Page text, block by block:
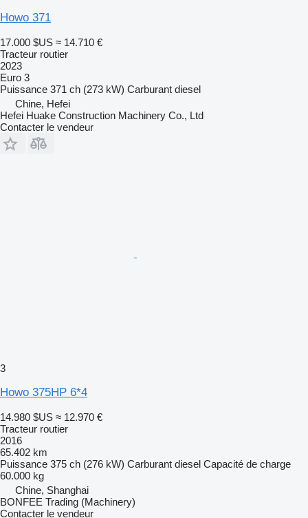
Howo 371
17.000 $US ≈ 14.710 €
Tracteur routier
2023
Euro 3
Puissance 371 ch (273 kW) Carburant diesel
Chine, Hefei
Hefei Huake Construction Machinery Co., Ltd
Contacter le vendeur
3
Howo 375HP 6*4
14.980 $US ≈ 12.970 €
Tracteur routier
2016
65.402 km
Puissance 375 ch (276 kW) Carburant diesel Capacité de charge
60.000 kg
Chine, Shanghai
BONFEE Trading (Machinery)
Contacter le vendeur